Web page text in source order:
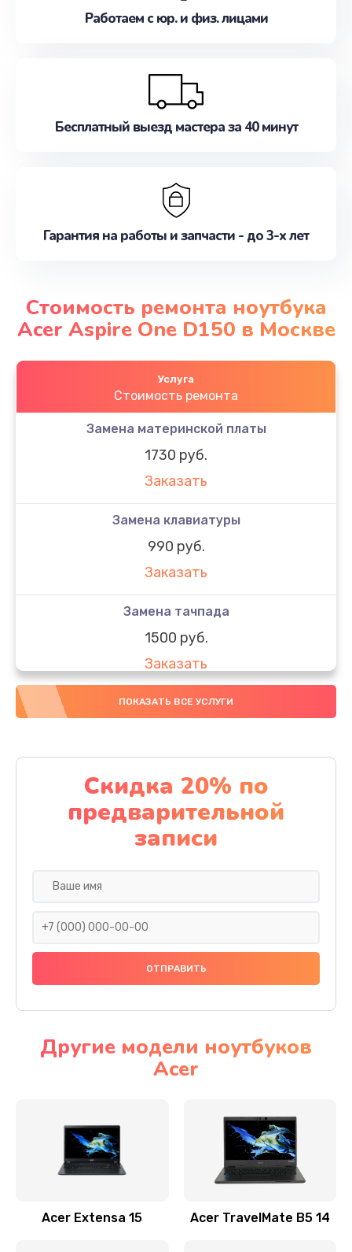
Работаем с юр. и физ. лицами
Бесплатный выезд мастера за 40 минут
Гарантия на работы и запчасти - до 3-х лет
Стоимость ремонта ноутбука
Acer Aspire One D150 в Москве
Услуга
Стоимость ремонта
Замена материнской платы
1730 руб.
Заказать
Замена клавиатуры
990 руб.
Заказать
Замена тачпада
1500 руб.
Заказать
Замена южного моста
Заказать
Чистка от пыли
1060 руб.
Заказать
Ремонт подсветки
Настройка BIOS
Замена видеочипа
Заказать
ПОКАЗАТЬ ВСЕ УСЛУГИ
Скидка 20% по
предварительной
записи
Другие модели ноутбуков
Acer
Acer Extensa 15 Acer TravelMate B5 14